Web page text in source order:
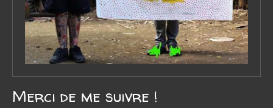
Merci de me suivre !